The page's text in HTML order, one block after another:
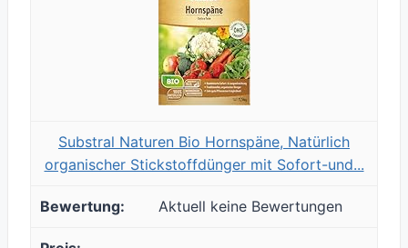
Substral Naturen Bio Hornspäne, Natürlich
organischer Stickstoffdünger mit Sofort-und...
Aktuell keine Bewertungen